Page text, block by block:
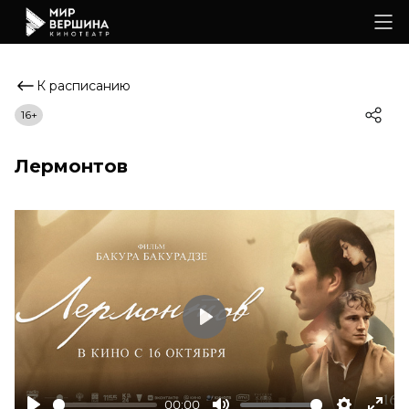
К расписанию
Лермонтов
16+
00:00
Play